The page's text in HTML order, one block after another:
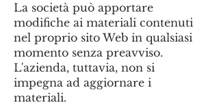
La società può apportare
modifiche ai materiali contenuti
nel proprio sito Web in qualsiasi
momento senza preavviso.
L'azienda, tuttavia, non si
impegna ad aggiornare i
materiali.